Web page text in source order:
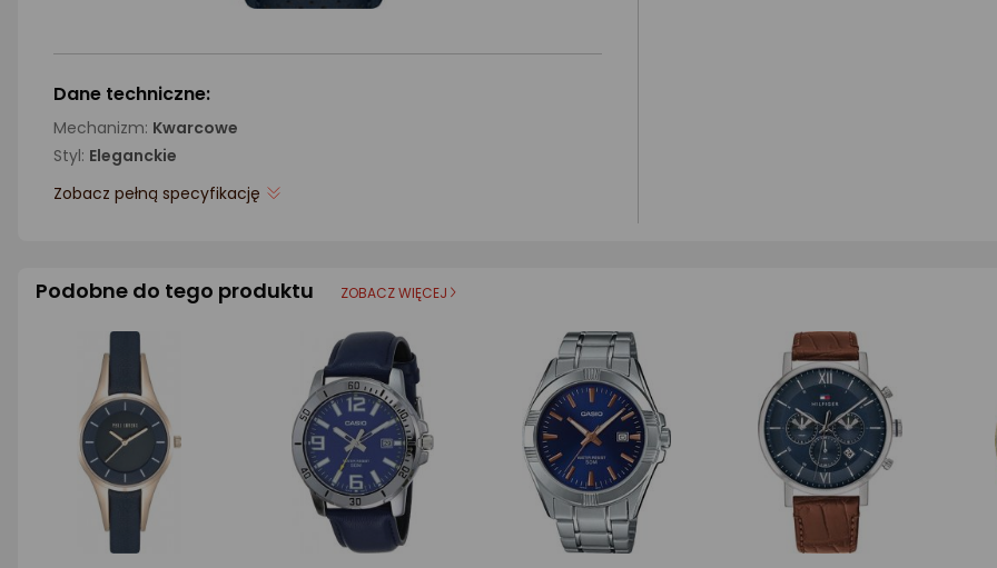
Dane techniczne:
Mechanizm: Kwarcowe
Styl: Eleganckie
Zobacz pełną specyfikację
Podobne do tego produktu ZOBACZ WIĘCEJ